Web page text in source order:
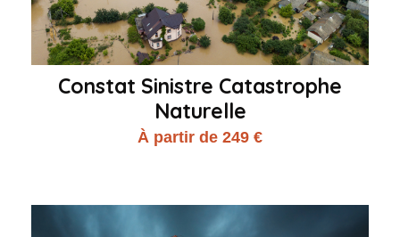
Constat Sinistre Catastrophe
Naturelle
À partir de 249 €